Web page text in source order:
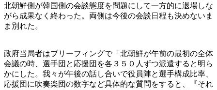
北朝鮮側が韓国側の会談態度を問題にして一方的に退場しな
がら成果なく終わった。両側は今後の会談日程も決めないま
ま別れた。
政府当局者はブリーフィングで「北朝鮮が午前の最初の全体
会議の時、選手団と応援団を各３５０人ずつ派遣すると明ら
かにした。我々が午後の話し合いで役員陣と選手構成比率、
応援団に吹奏楽団の数字など具体的な質問をすると、『それ